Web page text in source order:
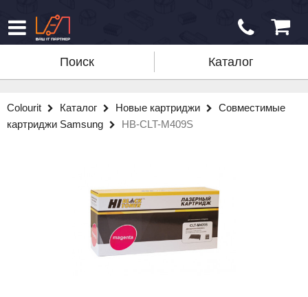
Поиск Каталог
Colourit Каталог Новые картриджи
Совместимые
картриджи Samsung
HB-CLT-M409S